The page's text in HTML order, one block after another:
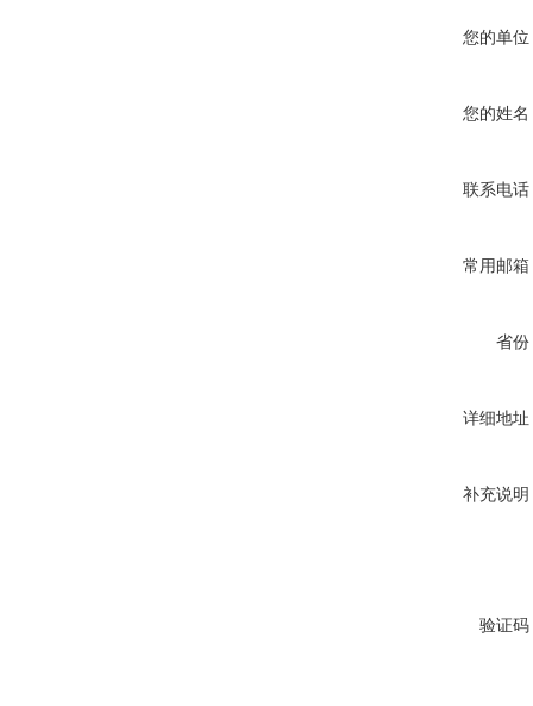
您的单位
您的姓名
联系电话
常用邮箱
省份
详细地址
补充说明
验证码